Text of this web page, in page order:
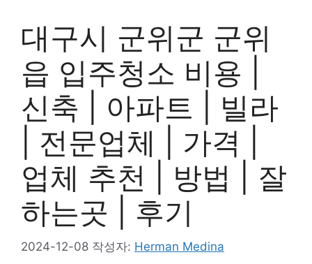
대구시 군위군 군위
읍 입주청소 비용 |
신축 | 아파트 | 빌라
| 전문업체 | 가격 |
업체 추천 | 방법 | 잘
하는곳 | 후기
2024-12-08 작성자: Herman Medina